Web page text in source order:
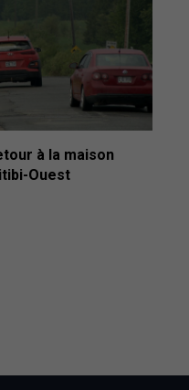
à la maison
Ouest